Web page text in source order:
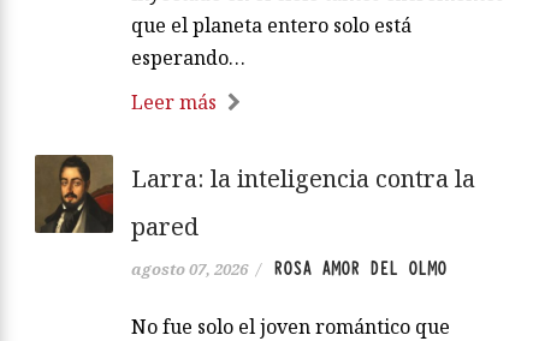
que el planeta entero solo está
esperando…
Leer más
Larra: la inteligencia contra la
pared
agosto 07, 2026 / ROSA AMOR DEL OLMO
No fue solo el joven romántico que